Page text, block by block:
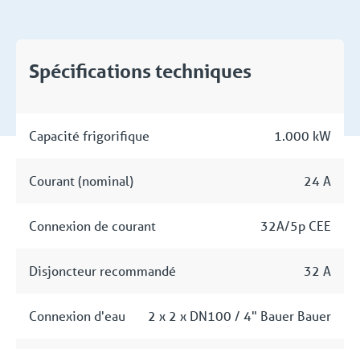
Spécifications techniques
Capacité frigorifique 1.000 kW
Courant (nominal) 24 A
Connexion de courant 32A/5p CEE
Disjoncteur recommandé 32 A
Connexion d'eau 2 x 2 x DN100 / 4" Bauer Bauer